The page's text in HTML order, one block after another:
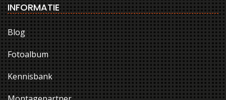
INFORMATIE
Blog
Fotoalbum
Kennisbank